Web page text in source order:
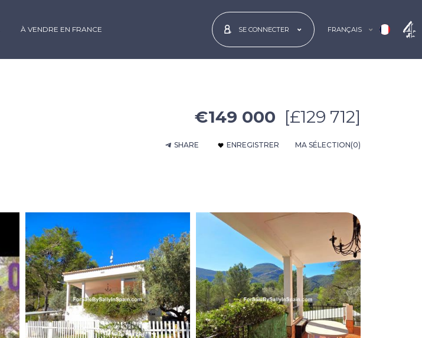
À VENDRE EN FRANCE SE CONNECTER FRANÇAIS
€149 000 [£129 712]
SHARE ENREGISTRER MA SÉLECTION(0)